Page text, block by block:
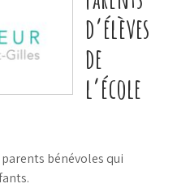
d’élèves
de
l’école
bénévoles qui